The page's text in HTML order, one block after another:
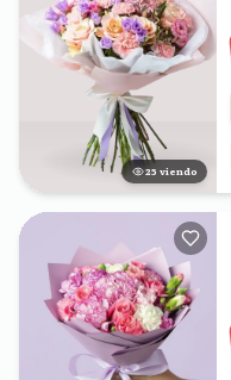
24 viendo